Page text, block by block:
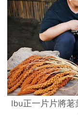
Ibu正一片片將荖